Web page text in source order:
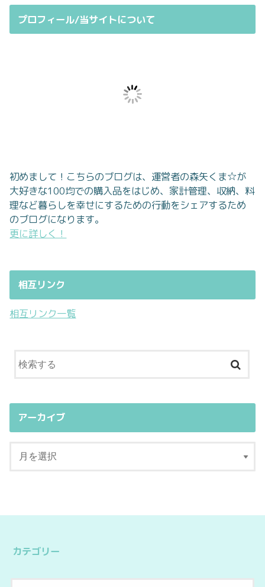
プロフィール/当サイトについて
初めまして！こちらのブログは、運営者の森矢くま☆が
大好きな100均での購入品をはじめ、家計管理、収納、料
理など暮らしを幸せにするための行動をシェアするため
のブログになります。
更に詳しく！
相互リンク
相互リンク一覧
アーカイブ
カテゴリー